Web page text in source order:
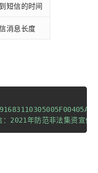
短信的时间
消息长度
：2021年防范非法集资宣传